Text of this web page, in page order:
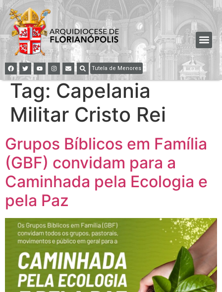
Tutela de Menores
Tag: Capelania
Militar Cristo Rei
Grupos Bíblicos em Família
(GBF) convidam para a
Caminhada pela Ecologia e
pela Paz